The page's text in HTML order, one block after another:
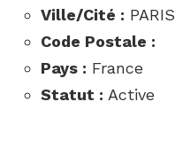
Ville/Cité : PARIS
Code Postale :
Pays : France
Statut : Active